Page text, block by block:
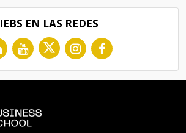
IEBS EN LAS REDES